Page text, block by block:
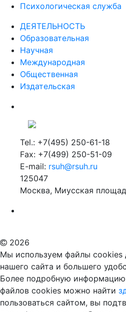
Психологическая служба
ДЕЯТЕЛЬНОСТЬ
Образовательная
Научная
Международная
Общественная
Издательская
Tel.: +7(495) 250-61-18
Fax: +7(499) 250-51-09
E-mail: rsuh@rsuh.ru
125047
Москва, Миусская
2026
Мы используем файлы cookies
нашего сайта и большего
Более подробную информацию
файлов cookies можно найти
пользоваться сайтом, вы